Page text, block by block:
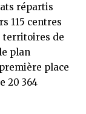
répartis
115 centres
territoires de
plan
place
20 364